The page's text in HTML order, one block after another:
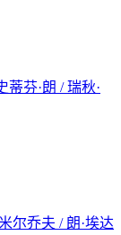
蒂芬·朗 / 瑞秋·
尔乔夫 / 朗·埃达